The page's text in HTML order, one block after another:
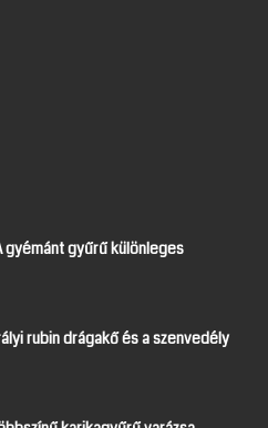
gyémánt gyűrű különleges
rubin drágakő és a szenvedély